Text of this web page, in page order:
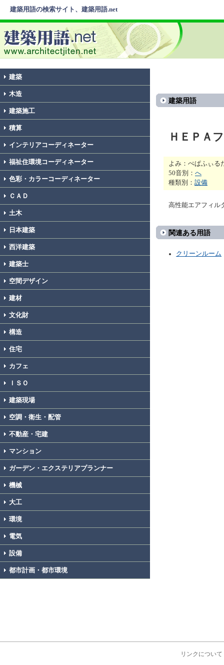
建築用語の検索サイト、建築用語.net
建築
木造
建築施工
積算
インテリアコーディネーター
福祉住環境コーディネーター
色彩・カラーコーディネーター
ＣＡＤ
土木
日本建築
西洋建築
建築士
空間デザイン
建材
文化財
構造
住宅
カフェ
ＩＳＯ
建築現場
空調・衛生・配管
不動産・宅建
マンション
ガーデン・エクステリアプランナー
機械
大工
環境
電気
設備
都市計画・都市環境
建築用語
ＨＥＰＡ
よみ：ぺぱふぃる
50音別： へ
種類別： 設備
高性能エアフィル
関連ある用語
クリーンルーム
リンクについて